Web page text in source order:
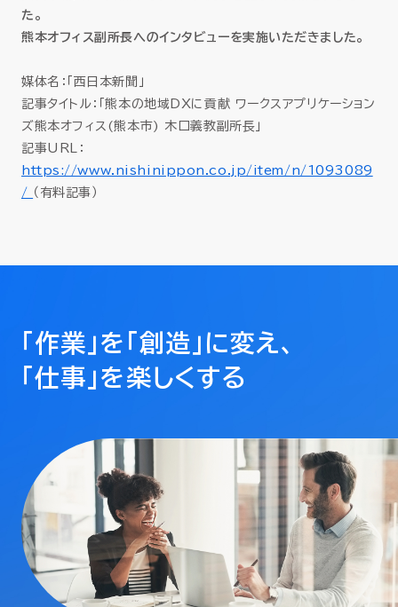
事例
お役立ち情報
採用
EN
た。
熊本オフィス副所長へのインタビューを実施いただきました。
媒体名：「西日本新聞」
記事タイトル：「熊本の地域DXに貢献 ワークスアプリケーション
ズ熊本オフィス(熊本市) 木口義教副所長 」
記事URL：
https://www.nishinippon.co.jp/item/n/1093089
/
（有料記事）
「作業」を「創造」に変え、
「仕事」を楽しくする